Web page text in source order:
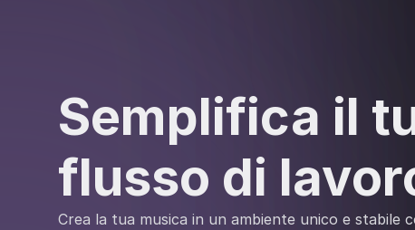
Semplifica il
flusso di
Crea la tua musica in un ambiente unico e stabile